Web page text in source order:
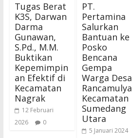
Tugas Berat
K3S, Darwan
Darma
Gunawan,
S.Pd., M.M.
Buktikan
Kepemimpin
an Efektif di
Kecamatan
Nagrak
12 Februari
2026
0
PT.
Pertamina
Salurkan
Bantuan ke
Posko
Bencana
Gempa
Warga Desa
Rancamulya
Kecamatan
Sumedang
Utara
5 Januari 2024